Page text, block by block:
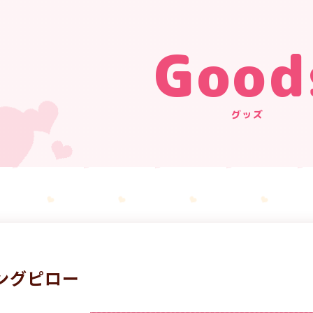
グッズ
グピロー